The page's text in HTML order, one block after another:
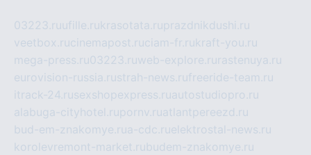
03223.ruufille.rukrasotata.ruprazdnikdushi.ru
veetbox.rucinemapost.ruciam-fr.rukraft-you.ru
mega-press.ru03223.ruweb-explore.ru rastenuya.ru
eurovision-russia.rustrah-news.rufreeride-team.ru
itrack-24.rusexshopexpress.ruautostudiopro.ru
alabuga-cityhotel.rupornv.ruatlantpereezd.ru
bud-em-znakomye.rua-cdc.ruelektrostal-news.ru
korolevremont-market.rubudem-znakomye.ru